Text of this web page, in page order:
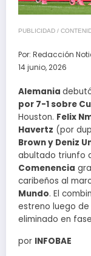
PUBLICIDAD /
Por: Redacción
14 junio, 2026
Alemania
por 7-1 sobre
Houston. Felix
Havertz (por
Brown y Deniz
abultado triunfo
Comenencia
caribeños al
Mundo. El
estreno luego
eliminado en
por INFOBAE